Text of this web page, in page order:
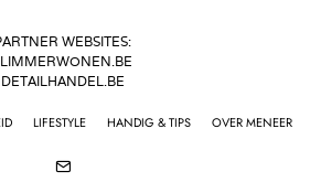
WEBSITES:
DETAILHANDEL.BE
LIFESTYLE HANDIG & TIPS OVER MENEER